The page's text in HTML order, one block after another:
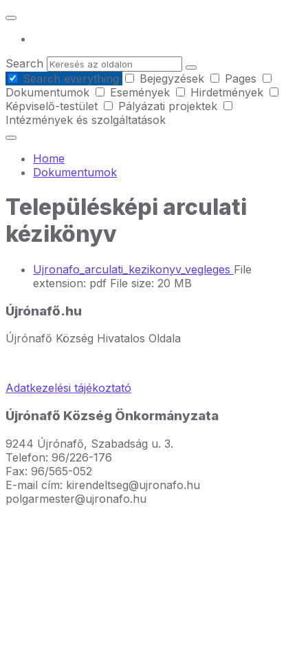
Search
Search everything
Bejegyzések
Pages
Dokumentumok
Események
Hirdetmények
Képviselő-testület
Pályázati projektek
Intézmények és szolgáltatások
Home
Dokumentumok
Településképi arculati
kézikönyv
Ujronafo_arculati_kezikonyv_vegleges File
extension: pdf File size: 20 MB
Újrónafő.hu
Újrónafő Község Hivatalos Oldala
Adatkezelési tájékoztató
Újrónafő Község Önkormányzata
9244 Újrónafő, Szabadság u. 3.
Telefon: 96/226-176
Fax: 96/565-052
E-mail cím: kirendeltseg@ujronafo.hu
polgarmester@ujronafo.hu